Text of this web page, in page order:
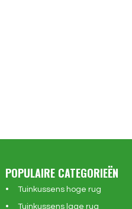
POPULAIRE CATEGORIEËN
Tuinkussens hoge rug
Tuinkussens lage rug